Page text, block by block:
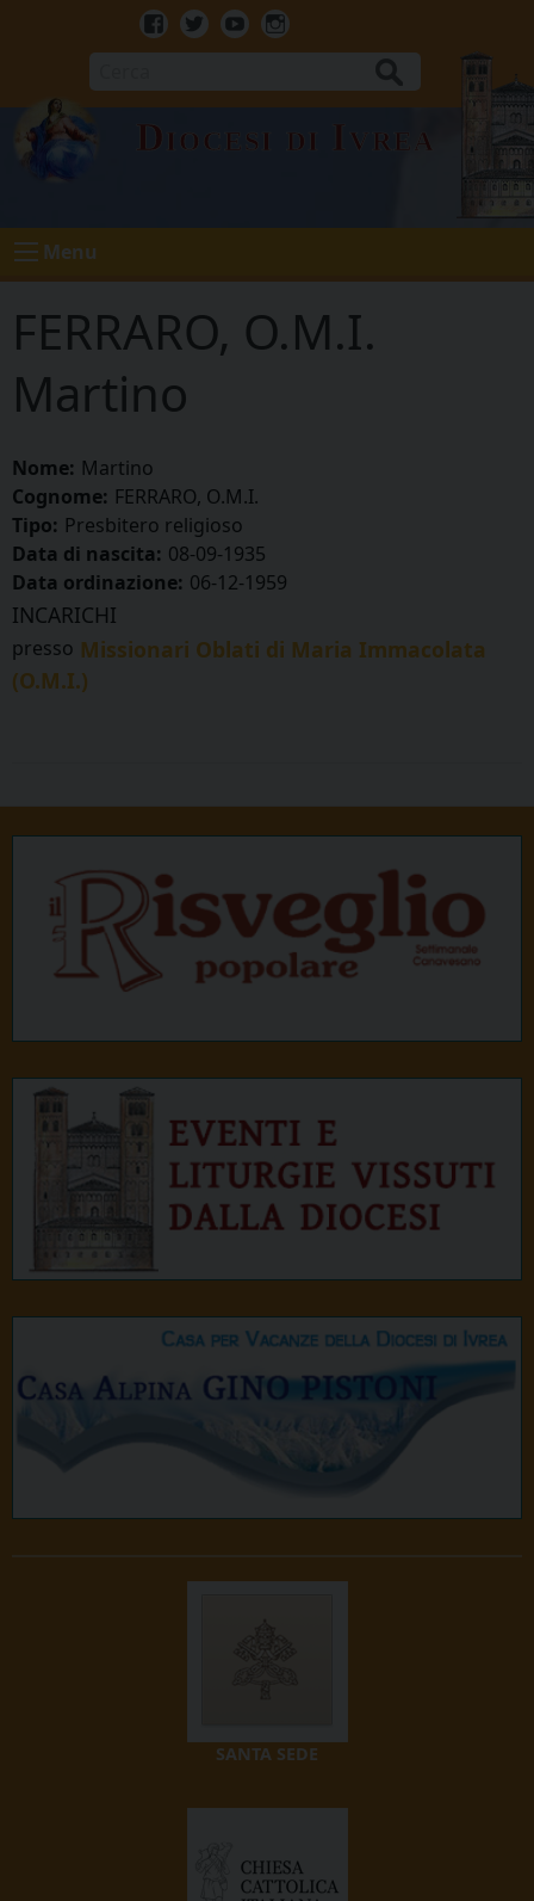
Facebook
TwitterYoutubeInstagram
Diocesi di Ivrea
Menu
FERRARO, O.M.I.
Martino
Nome: Martino
Cognome: FERRARO, O.M.I.
Tipo: Presbitero religioso
Data di nascita: 08-09-1935
Data ordinazione: 06-12-1959
INCARICHI
presso Missionari Oblati di Maria Immacolata
(O.M.I.)
SANTA SEDE